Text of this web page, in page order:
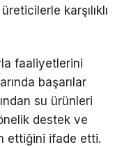
karşılıklı
faaliyetlerini
başarılar
su ürünleri
destek ve
ettiğini ifade etti.